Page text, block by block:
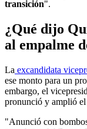
transición".
¿Qué dijo
al empalme
La excandidata
ese monto para un
embargo, el
pronunció y amplió el
"Anunció con